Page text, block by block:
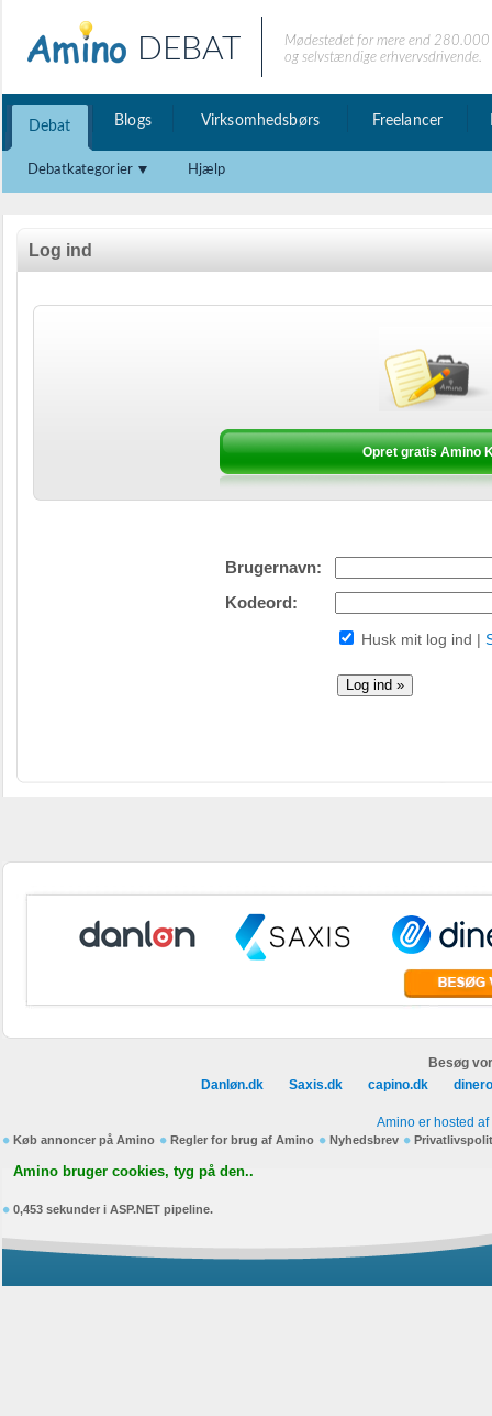
DEBAT
Mødestedet for mere end
og selvstændige erhvervsdrivende.
Debat Blogs Virksomhedsbørs Freelancer
Debatkategorier Hjælp
Log ind
Opret gratis Amino
Brugernavn:
Kodeord:
Husk mit log ind |
Besøg
Danløn.dk
Saxis.dk capino.dk
Amino er hosted af
Køb annoncer på Amino Regler for brug af Amino Nyhedsbrev
Amino bruger cookies, tyg på den..
0,453 sekunder i ASP.NET pipeline.